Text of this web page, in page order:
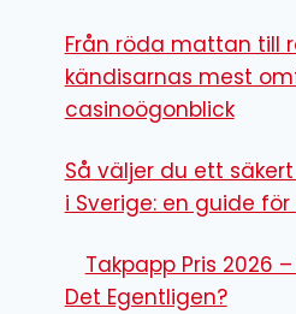
Från röda mattan till
kändisarnas mest
casinoögonblick
Så väljer du ett
i Sverige: en guide
Takpapp Pris 2026
Det Egentligen?